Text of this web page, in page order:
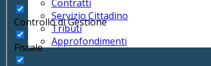
Contratti
Servizio Cittadino
Tributi
Approfondimenti
Controllo di Gestione
Fiscale